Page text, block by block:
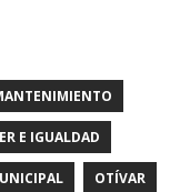
E IGUALDAD
OTÍVAR